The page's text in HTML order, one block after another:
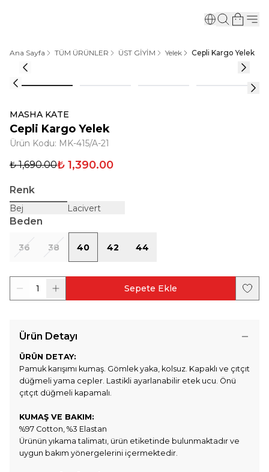
Ana Sayfa TÜM ÜRÜNLER ÜST GİYİM Yelek Cepli Kargo Yelek
MASHA KATE
Cepli Kargo Yelek
Ürün Kodu: MK-415/A-21
₺ 1,690.00₺ 1,390.00
Renk
Bej Lacivert
Beden
36 38 40 42 44
1 Sepete Ekle
Ürün Detayı
ÜRÜN DETAY:
Pamuk karışımı kumaş. Gömlek yaka, kolsuz. Kapaklı ve çıtçıt
düğmeli yama cepler. Lastikli ayarlanabilir etek ucu. Önü
çıtçıt düğmeli kapamalı.
KUMAŞ VE BAKIM:
%97 Cotton, %3 Elastan
Ürünün yıkama talimatı, ürün etiketinde bulunmaktadır ve
uygun bakım yönergelerini içermektedir.